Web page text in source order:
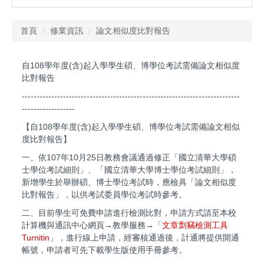
首頁 修業資訊 論文相似度比對報告
自108學年度(含)起入學學生碩、博學位考試需備論文相似度
比對報告
--------------------------------------------------------------------------
------------------
【自108學年度(含)起入學學生碩、博學位考試需備論文相似
度比對報告】
一、依107年10月25日教務會議通過修正「國立清華大學碩
士學位考試細則」、「國立清華大學博士學位考試細則」，
新增學生於舉辦碩、博士學位考試時，應檢具「論文相似度
比對報告」，以供考試委員學位考試時參考。
二、目前學生可免費申請進行檢測比對，申請方式請至本校
計算機與通訊中心網頁→教學服務→「文章剽竊檢測工具
Turnitin 」，進行線上申請，經審核通過後，計通將提供開通
帳號，申請者可先下載學生版使用手冊參考。